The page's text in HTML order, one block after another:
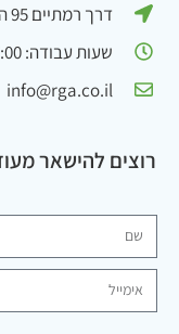
דרך רמתיים 95 הוד השרון
שעות עבודה: 17:00 - 08:00
info@rga.co.il
רוצים להישאר